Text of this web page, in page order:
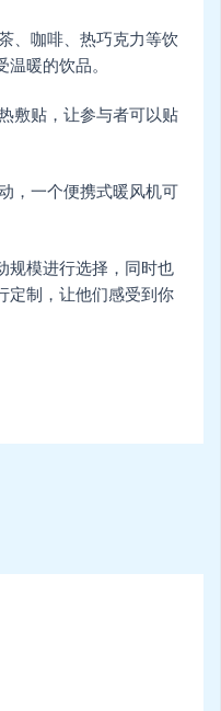
、咖啡、热巧克力等饮
暖的饮品。
敷贴，让参与者可以贴
，一个便携式暖风机可
规模进行选择，同时也
定制，让他们感受到你